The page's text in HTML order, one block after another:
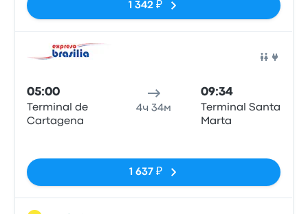
1 342 ₽
05:00
Terminal de
Cartagena
4ч 34м
09:34
Terminal Santa
Marta
1 637 ₽